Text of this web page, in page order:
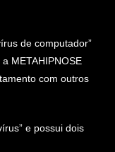
de computador”
METAHIPNOSE
com outros
e possui dois